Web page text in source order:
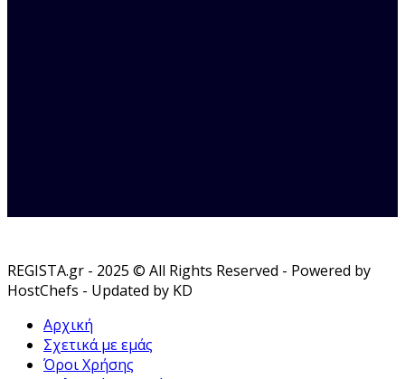
REGISTA.gr - 2025 © All Rights Reserved - Powered by
HostChefs - Updated by KD
Αρχική
Σχετικά με εμάς
Όροι Χρήσης